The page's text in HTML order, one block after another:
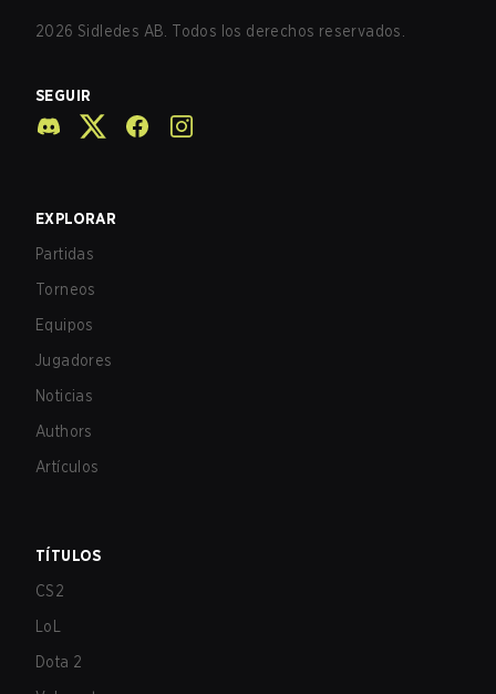
2026 Sidledes AB. Todos los derechos reservados.
SEGUIR
EXPLORAR
Partidas
Torneos
Equipos
Jugadores
Noticias
Authors
Artículos
TÍTULOS
CS2
LoL
Dota 2